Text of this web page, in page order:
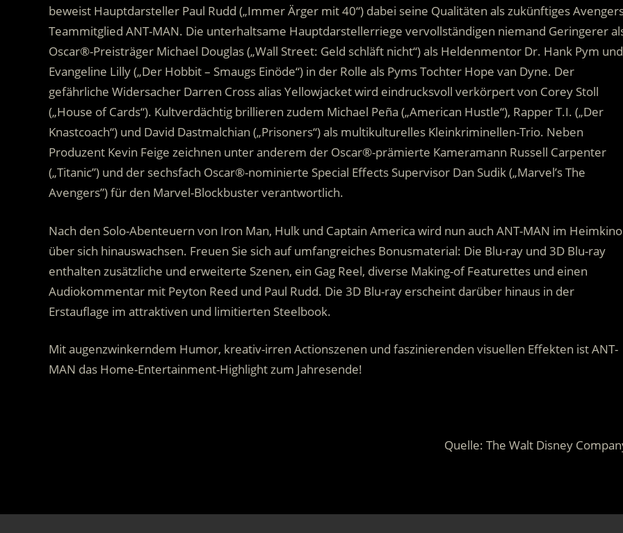
beweist Hauptdarsteller Paul Rudd („Immer Ärger mit 40“) dabei seine Qualitäten als zukünftiges
Teammitglied ANT-MAN. Die unterhaltsame Hauptdarstellerriege vervollständigen niemand Geringerer
Oscar®-Preisträger Michael Douglas („Wall Street: Geld schläft nicht“) als Heldenmentor Dr. Hank Pym und
Evangeline Lilly („Der Hobbit – Smaugs Einöde“) in der Rolle als Pyms Tochter Hope van Dyne. Der
gefährliche Widersacher Darren Cross alias Yellowjacket wird eindrucksvoll verkörpert von Corey Stoll
(„House of Cards“). Kultverdächtig brillieren zudem Michael Peña („American Hustle“), Rapper T.I. („Der
Knastcoach“) und David Dastmalchian („Prisoners“) als multikulturelles Kleinkriminellen-Trio. Neben
Produzent Kevin Feige zeichnen unter anderem der Oscar®-prämierte Kameramann Russell Carpenter
(„Titanic”) und der sechsfach Oscar®-nominierte Special Effects Supervisor Dan Sudik („Marvel’s The
Avengers”) für den Marvel-Blockbuster verantwortlich.
Nach den Solo-Abenteuern von Iron Man, Hulk und Captain America wird nun auch ANT-MAN im Heimkino
über sich hinauswachsen. Freuen Sie sich auf umfangreiches Bonusmaterial: Die Blu-ray und 3D Blu-ray
enthalten zusätzliche und erweiterte Szenen, ein Gag Reel, diverse Making-of Featurettes und einen
Audiokommentar mit Peyton Reed und Paul Rudd. Die 3D Blu-ray erscheint darüber hinaus in der
Erstauflage im attraktiven und limitierten Steelbook.
Mit augenzwinkerndem Humor, kreativ-irren Actionszenen und faszinierenden visuellen Effekten ist ANT-
MAN das Home-Entertainment-Highlight zum Jahresende!
Quelle: The Walt Disney